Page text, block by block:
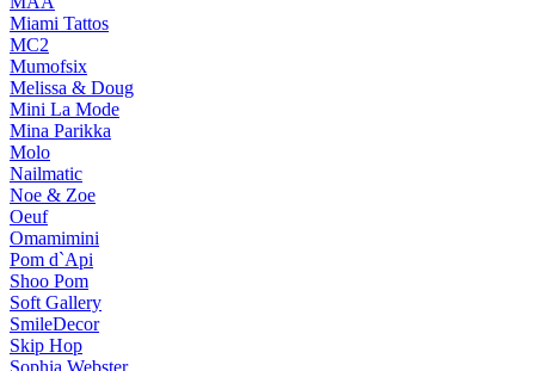
Miami Tattos
MC2
Mumofsix
Melissa & Doug
Mini La Mode
Mina Parikka
Molo
Nailmatic
Noe & Zoe
Oeuf
Omamimini
Pom d`Api
Shoo Pom
Soft Gallery
SmileDecor
Skip Hop
Sophia Webster